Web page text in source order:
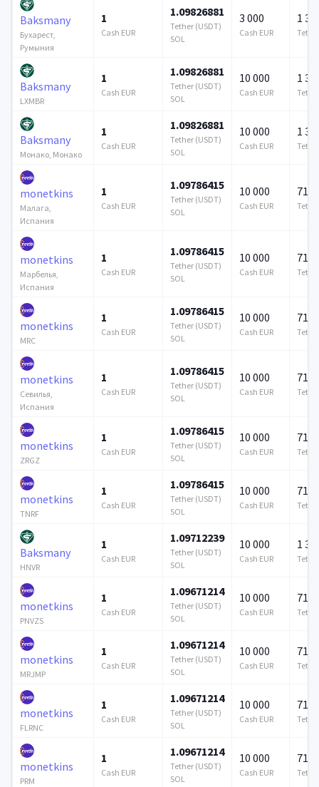
Baksmany
Бухарест,
Румыния
1
Cash EUR
1.09826881
Tether (USDT)
SOL
3 000
Cash EUR
1
Baksmany
LXMBR
1
Cash EUR
1.09826881
Tether (USDT)
SOL
10 000
Cash EUR
1
Baksmany
Монако, Монако
1
Cash EUR
1.09826881
Tether (USDT)
SOL
10 000
Cash EUR
1
monetkins
Малага,
Испания
1
Cash EUR
1.09786415
Tether (USDT)
SOL
10 000
Cash EUR
715
monetkins
Марбелья,
Испания
1
Cash EUR
1.09786415
Tether (USDT)
SOL
10 000
Cash EUR
715
monetkins
MRC
1
Cash EUR
1.09786415
Tether (USDT)
SOL
10 000
Cash EUR
715
monetkins
Севилья,
Испания
1
Cash EUR
1.09786415
Tether (USDT)
SOL
10 000
Cash EUR
715
monetkins
ZRGZ
1
Cash EUR
1.09786415
Tether (USDT)
SOL
10 000
Cash EUR
715
monetkins
TNRF
1
Cash EUR
1.09786415
Tether (USDT)
SOL
10 000
Cash EUR
715
Baksmany
HNVR
1
Cash EUR
1.09712239
Tether (USDT)
SOL
10 000
Cash EUR
1
monetkins
PNVZS
1
Cash EUR
1.09671214
Tether (USDT)
SOL
10 000
Cash EUR
715
monetkins
MRJMP
1
Cash EUR
1.09671214
Tether (USDT)
SOL
10 000
Cash EUR
715
monetkins
FLRNC
1
Cash EUR
1.09671214
Tether (USDT)
SOL
10 000
Cash EUR
715
monetkins
PRM
1
Cash EUR
1.09671214
Tether (USDT)
SOL
10 000
Cash EUR
715